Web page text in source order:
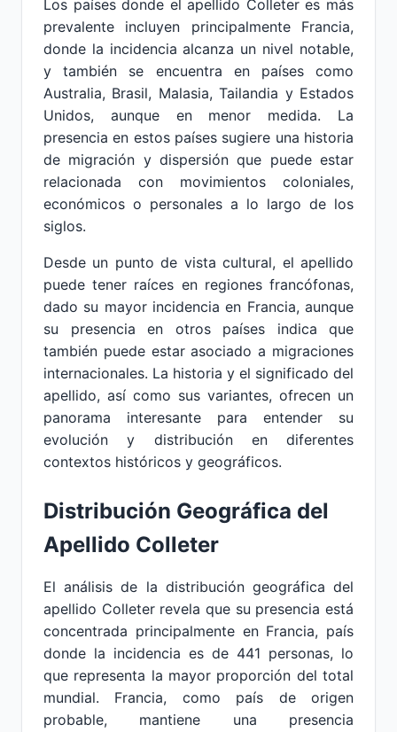
Los países donde el apellido Colleter es más
prevalente incluyen principalmente Francia,
donde la incidencia alcanza un nivel notable,
y también se encuentra en países como
Australia, Brasil, Malasia, Tailandia y Estados
Unidos, aunque en menor medida. La
presencia en estos países sugiere una historia
de migración y dispersión que puede estar
relacionada con movimientos coloniales,
económicos o personales a lo largo de los
siglos.
Desde un punto de vista cultural, el apellido
puede tener raíces en regiones francófonas,
dado su mayor incidencia en Francia, aunque
su presencia en otros países indica que
también puede estar asociado a migraciones
internacionales. La historia y el significado del
apellido, así como sus variantes, ofrecen un
panorama interesante para entender su
evolución y distribución en diferentes
contextos históricos y geográficos.
Distribución Geográfica del
Apellido Colleter
El análisis de la distribución geográfica del
apellido Colleter revela que su presencia está
concentrada principalmente en Francia, país
donde la incidencia es de 441 personas, lo
que representa la mayor proporción del total
mundial. Francia, como país de origen
probable, mantiene una presencia